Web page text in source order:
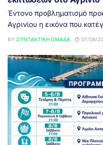
Έντονο προβληματισμό
Αγρινίου η εικόνα που
BY ΣΥΝΤΑΚΤΙΚΉ ΟΜΆΔΑ 07/08/